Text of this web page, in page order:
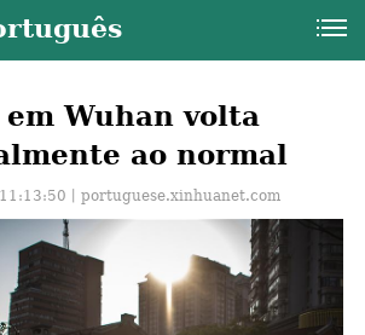
Wuhan volta
ao normal
丨portuguese.xinhuanet.com